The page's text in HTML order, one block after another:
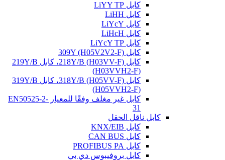
كابل LiYY TP
كابل LiHH
كابل LiYcY
كابل LiHcH
كابل LiYcY TP
كابل 309Y (H05V2V2-F)
كابل 218Y/B (H03VV-F)، كابل 219Y/B
(H03VVH2-F)
كابل 318Y/B (H05VV-F)، كابل 319Y/B
(H05VVH2-F)
كابل غير مغلف وفقًا للمعيار EN50525-2-
31
كابل ناقل الحقل
كابل KNX/EIB
كابل CAN BUS
كابل PROFIBUS PA
كابل بروفيبوس دي بي